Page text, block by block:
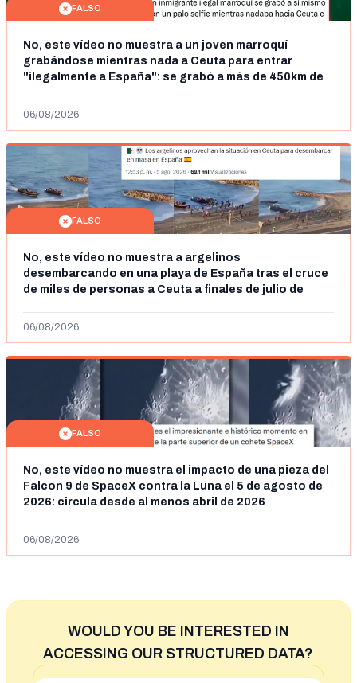
FALSO
No, este vídeo no muestra a un joven marroquí
grabándose mientras nada a Ceuta para entrar
"ilegalmente a España": se grabó a más de 450km de
06/08/2026
FALSO
No, este vídeo no muestra a argelinos
desembarcando en una playa de España tras el cruce
de miles de personas a Ceuta a finales de julio de
06/08/2026
FALSO
No, este vídeo no muestra el impacto de una pieza del
Falcon 9 de SpaceX contra la Luna el 5 de agosto de
2026: circula desde al menos abril de 2026
06/08/2026
WOULD YOU BE INTERESTED IN
ACCESSING OUR STRUCTURED DATA?